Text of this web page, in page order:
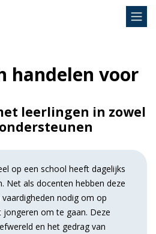
handelen voor
leerlingen in zowel
op een school heeft dagelijks
Net als docenten hebben deze
nodig om op
om te gaan. Deze
en het gedrag van